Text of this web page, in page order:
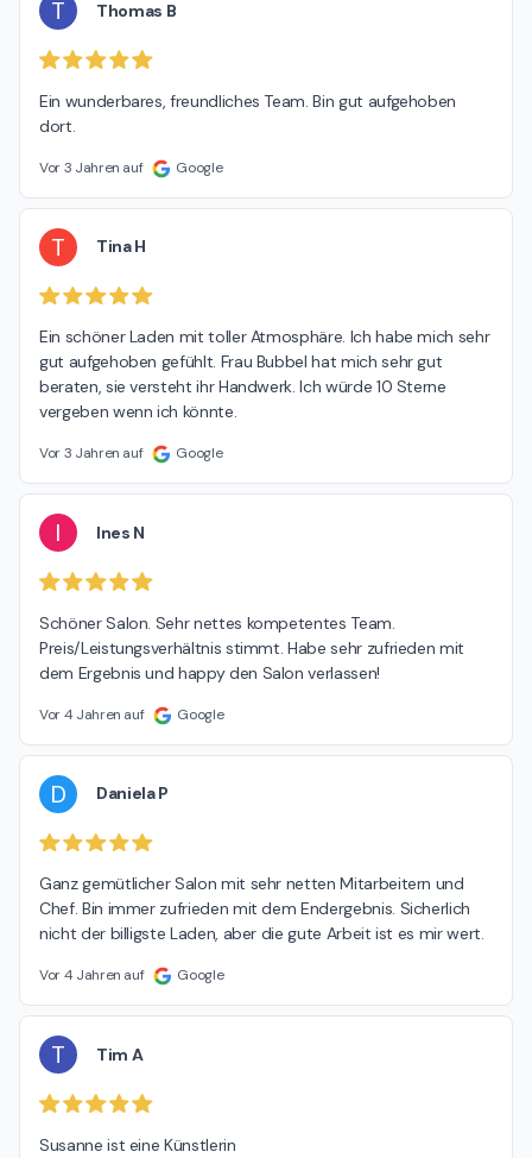
T Thomas B
Ein wunderbares, freundliches Team. Bin gut aufgehoben
dort.
Vor 3 Jahren auf Google
T Tina H
Ein schöner Laden mit toller Atmosphäre. Ich habe mich sehr
gut aufgehoben gefühlt. Frau Bubbel hat mich sehr gut
beraten, sie versteht ihr Handwerk. Ich würde 10 Sterne
vergeben wenn ich könnte.
Vor 3 Jahren auf Google
I Ines N
Schöner Salon. Sehr nettes kompetentes Team.
Preis/Leistungsverhältnis stimmt. Habe sehr zufrieden mit
dem Ergebnis und happy den Salon verlassen!
Vor 4 Jahren auf Google
D Daniela P
Ganz gemütlicher Salon mit sehr netten Mitarbeitern und
Chef. Bin immer zufrieden mit dem Endergebnis. Sicherlich
nicht der billigste Laden, aber die gute Arbeit ist es mir wert.
Vor 4 Jahren auf Google
T Tim A
Susanne ist eine Künstlerin